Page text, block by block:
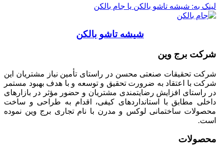
لینک به: شیشه تاشو بالکن یا جام بالکن
شیشه تاشو بالکن
شرکت برج وین
شرکت تحقیقات صنعتی محسن در راستای تأمين نياز مشتريان اين
شركت با اعتقاد به ضرورت تحقيق و توسعه و با هدف بهبود مستمر
در راستای افزايش رضايتمندی مشتريان و حضور مؤثر در بازارهای
داخلی مطابق با استانداردهای کیفی، اقدام به طراحی و ساخت
محصولات ساختمانی لوکس و مدرن با نام تجاری برج وین نموده
است.
محصولات